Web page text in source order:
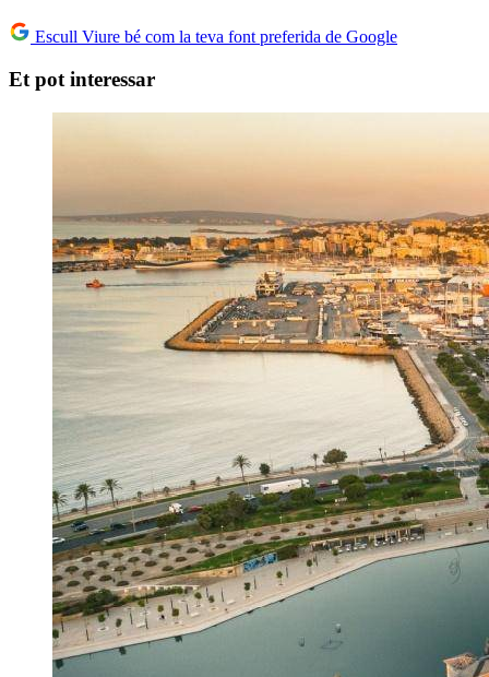
Escull Viure bé com la teva font preferida de Google
Et pot interessar